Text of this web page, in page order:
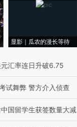
显影｜瓜农的漫长等待
汇率连日升破6.75
试舞弊 警方介入侦查
国留学生获签数量大减